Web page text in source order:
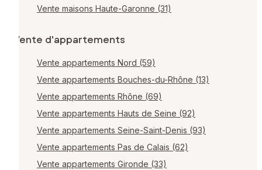
Vente maisons Haute-Garonne (31)
Vente d'appartements
Vente appartements Nord (59)
Vente appartements Bouches-du-Rhône (13)
Vente appartements Rhône (69)
Vente appartements Hauts de Seine (92)
Vente appartements Seine-Saint-Denis (93)
Vente appartements Pas de Calais (62)
Vente appartements Gironde (33)